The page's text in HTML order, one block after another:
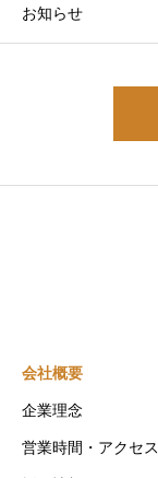
お知らせ
会社概要
企業理念
営業時間・アクセス